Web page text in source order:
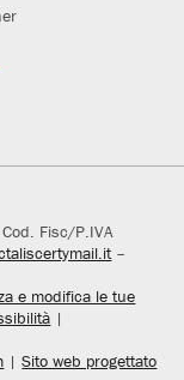
Fisc/P.IVA
–
e modifica le tue
|
|Sito web progettato